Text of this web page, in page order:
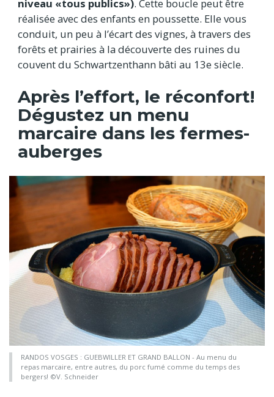
niveau «tous publics»). Cette boucle peut être
réalisée avec des enfants en poussette. Elle vous
conduit, un peu à l’écart des vignes, à travers des
forêts et prairies à la découverte des ruines du
couvent du Schwartzenthann bâti au 13e siècle.
Après l’effort, le réconfort!
Dégustez un menu
marcaire dans les fermes-
auberges
RANDOS VOSGES : GUEBWILLER ET GRAND BALLON - Au menu du
repas marcaire, entre autres, du porc fumé comme du temps des
bergers! ©V. Schneider